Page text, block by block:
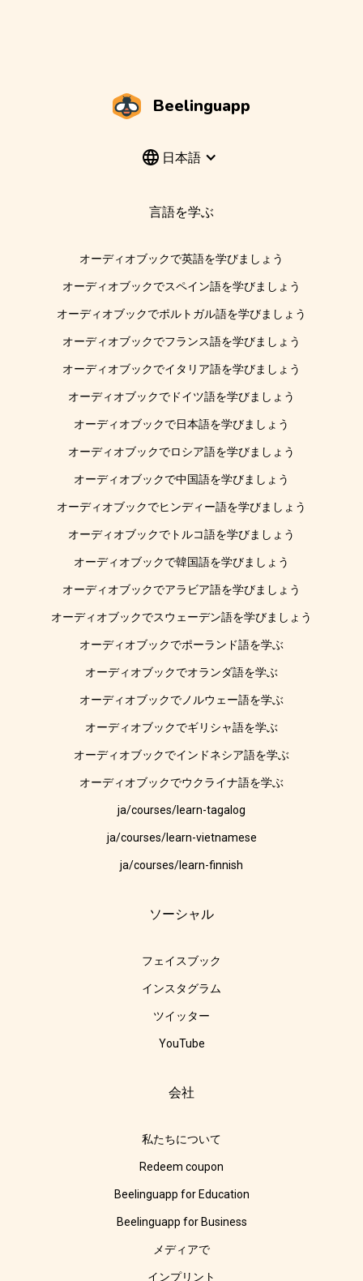
Beelinguapp
日本語
言語を学ぶ
オーディオブックで英語を学びましょう
オーディオブックでスペイン語を学びましょう
オーディオブックでポルトガル語を学びましょう
オーディオブックでフランス語を学びましょう
オーディオブックでイタリア語を学びましょう
オーディオブックでドイツ語を学びましょう
オーディオブックで日本語を学びましょう
オーディオブックでロシア語を学びましょう
オーディオブックで中国語を学びましょう
オーディオブックでヒンディー語を学びましょう
オーディオブックでトルコ語を学びましょう
オーディオブックで韓国語を学びましょう
オーディオブックでアラビア語を学びましょう
オーディオブックでスウェーデン語を学びましょう
オーディオブックでポーランド語を学ぶ
オーディオブックでオランダ語を学ぶ
オーディオブックでノルウェー語を学ぶ
オーディオブックでギリシャ語を学ぶ
オーディオブックでインドネシア語を学ぶ
オーディオブックでウクライナ語を学ぶ
ja/courses/learn-tagalog
ja/courses/learn-vietnamese
ja/courses/learn-finnish
ソーシャル
フェイスブック
インスタグラム
ツイッター
YouTube
会社
私たちについて
Redeem coupon
Beelinguapp for Education
Beelinguapp for Business
メディアで
インプリント